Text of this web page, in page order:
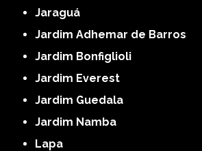
Jaraguá
Jardim Adhemar de Barros
Jardim Bonfiglioli
Jardim Everest
Jardim Guedala
Jardim Namba
Lapa